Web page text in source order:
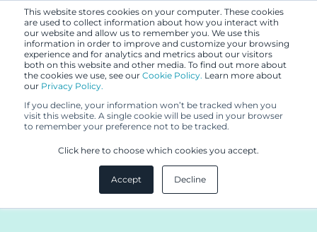
This website stores cookies on your computer. These cookies
are used to collect information about how you interact with
our website and allow us to remember you. We use this
information in order to improve and customize your browsing
experience and for analytics and metrics about our visitors
both on this website and other media. To find out more about
the cookies we use, see our Cookie Policy. Learn more about
our Privacy Policy.
If you decline, your information won’t be tracked when you
visit this website. A single cookie will be used in your browser
to remember your preference not to be tracked.
Click here to choose which cookies you accept.
Accept Decline
21.11.2024
Berggren ja Heikki Sipilä – 50
vuotta innovaation ja yhteistyön